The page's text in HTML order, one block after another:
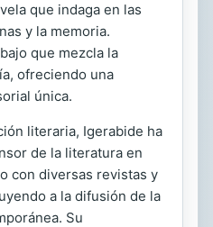
que indaga en las
y la memoria.
que mezcla la
ofreciendo una
única.
literaria, Igerabide ha
de la literatura en
con diversas revistas y
a la difusión de la
Su